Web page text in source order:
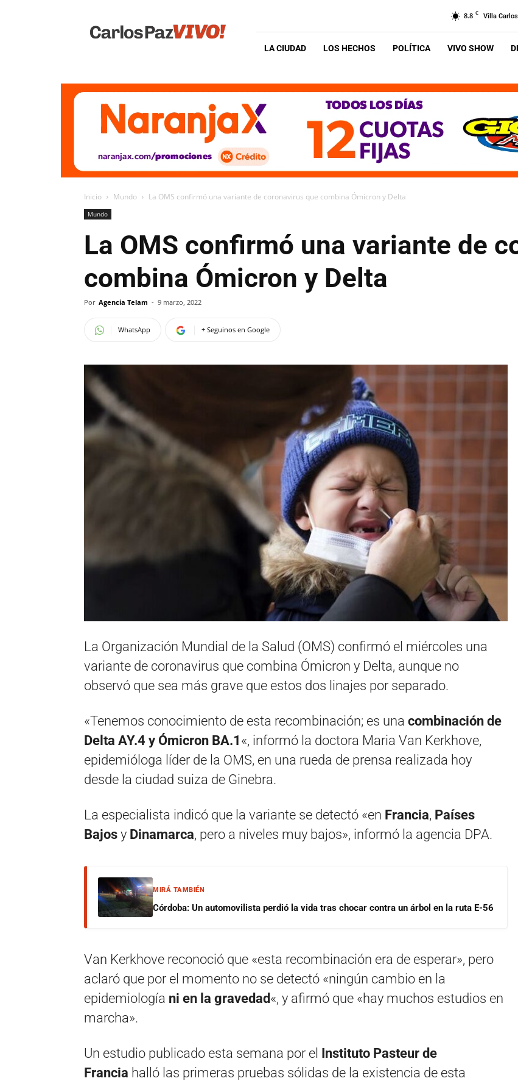
Vivo
8.8 C Villa
LA CIUDAD LOS HECHOS POLÍTICA VIVO SHOW
Inicio Mundo La OMS confirmó una variante de coronavirus que combina Ómicron y Delta
Mundo
La OMS confirmó una variante de
combina Ómicron y Delta
Por Agencia Telam - 9 marzo, 2022
WhatsApp + Seguinos en Google
La Organización Mundial de la Salud (OMS) confirmó el miércoles una
variante de coronavirus que combina Ómicron y Delta, aunque no
observó que sea más grave que estos dos linajes por separado.
«Tenemos conocimiento de esta recombinación; es una combinación de
Delta AY.4 y Ómicron BA.1 «, informó la doctora Maria Van Kerkhove,
epidemióloga líder de la OMS, en una rueda de prensa realizada hoy
desde la ciudad suiza de Ginebra.
La especialista indicó que la variante se detectó «en Francia, Países
Bajos y Dinamarca, pero a niveles muy bajos», informó la agencia DPA.
MIRÁ TAMBIÉN
Córdoba: Un automovilista perdió la vida tras chocar contra un árbol en la ruta E-56
Van Kerkhove reconoció que «esta recombinación era de esperar», pero
aclaró que por el momento no se detectó «ningún cambio en la
epidemiología ni en la gravedad«, y afirmó que «hay muchos estudios en
marcha».
Un estudio publicado esta semana por el Instituto Pasteur de
Francia halló las primeras pruebas sólidas de la existencia de esta